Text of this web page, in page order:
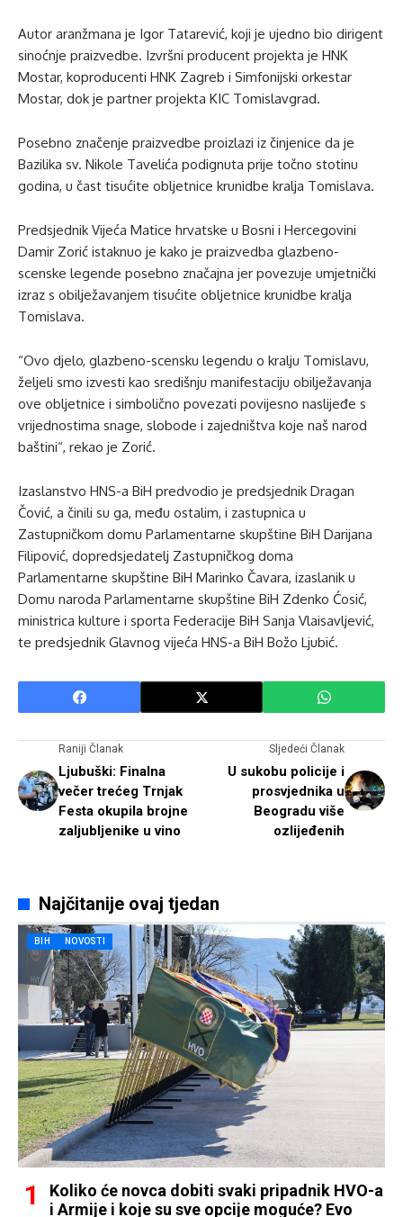
Autor aranžmana je Igor Tatarević, koji je ujedno bio dirigent
sinoćnje praizvedbe. Izvršni producent projekta je HNK
Mostar, koproducenti HNK Zagreb i Simfonijski orkestar
Mostar, dok je partner projekta KIC Tomislavgrad.
Posebno značenje praizvedbe proizlazi iz činjenice da je
Bazilika sv. Nikole Tavelića podignuta prije točno stotinu
godina, u čast tisućite obljetnice krunidbe kralja Tomislava.
Predsjednik Vijeća Matice hrvatske u Bosni i Hercegovini
Damir Zorić istaknuo je kako je praizvedba glazbeno-
scenske legende posebno značajna jer povezuje umjetnički
izraz s obilježavanjem tisućite obljetnice krunidbe kralja
Tomislava.
“Ovo djelo, glazbeno-scensku legendu o kralju Tomislavu,
željeli smo izvesti kao središnju manifestaciju obilježavanja
ove obljetnice i simbolično povezati povijesno naslijeđe s
vrijednostima snage, slobode i zajedništva koje naš narod
baštini“, rekao je Zorić.
Izaslanstvo HNS-a BiH predvodio je predsjednik Dragan
Čović, a činili su ga, među ostalim, i zastupnica u
Zastupničkom domu Parlamentarne skupštine BiH Darijana
Filipović, dopredsjedatelj Zastupničkog doma
Parlamentarne skupštine BiH Marinko Čavara, izaslanik u
Domu naroda Parlamentarne skupštine BiH Zdenko Ćosić,
ministrica kulture i sporta Federacije BiH Sanja Vlaisavljević,
te predsjednik Glavnog vijeća HNS-a BiH Božo Ljubić.
Raniji Članak
Ljubuški: Finalna
večer trećeg Trnjak
Festa okupila brojne
zaljubljenike u vino
Sljedeći Članak
U sukobu policije i
prosvjednika u
Beogradu više
ozlijeđenih
Najčitanije ovaj tjedan
BIH NOVOSTI
Koliko će novca dobiti svaki pripadnik HVO-a
i Armije i koje su sve opcije moguće? Evo